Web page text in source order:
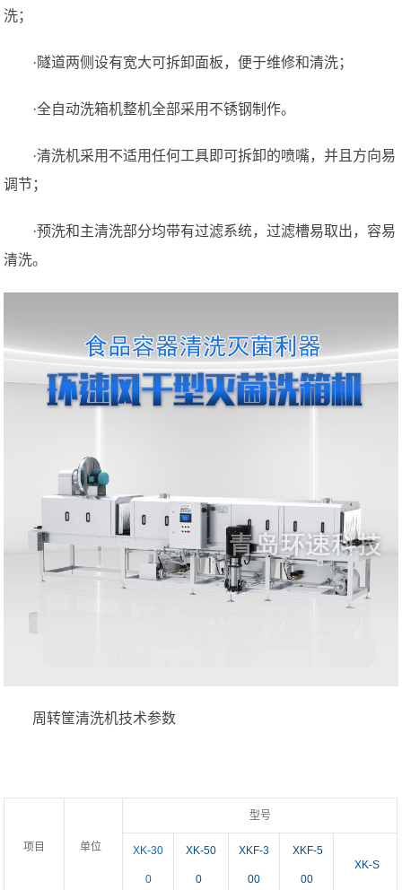
洗；
·隧道两侧设有宽大可拆卸面板，便于维修和清洗；
·全自动洗箱机整机全部采用不锈钢制作。
·清洗机采用不适用任何工具即可拆卸的喷嘴，并且方向易
调节；
·预洗和主清洗部分均带有过滤系统，过滤槽易取出，容易
清洗。
周转筐清洗机技术参数
项目 单位
型号
XK-30
0
XK-50
0
XKF-3
00
XKF-5
00
XK-S